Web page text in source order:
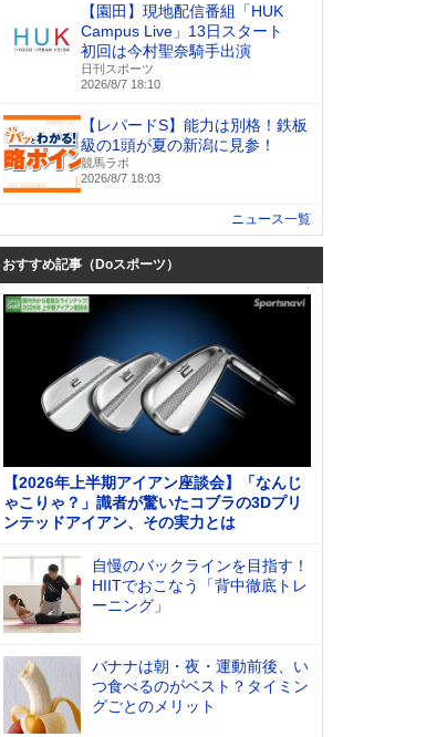
【園田】現地配信番組「HUK
Campus Live」13日スタート
初回は今村聖奈騎手出演
日刊スポーツ
2026/8/7 18:10
【レパードS】能力は別格！鉄板
級の1頭が夏の新潟に見参！
競馬ラボ
2026/8/7 18:03
ニュース一覧
おすすめ記事（Doスポーツ）
【2026年上半期アイアン座談会】「なんじ
ゃこりゃ？」識者が驚いたコブラの3Dプリ
ンテッドアイアン、その実力とは
自慢のバックラインを目指す！
HIITでおこなう「背中徹底トレ
ーニング」
バナナは朝・夜・運動前後、い
つ食べるのがベスト？タイミン
グごとのメリット